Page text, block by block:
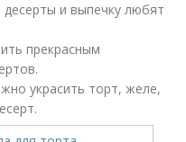
и выпечку любят
прекрасным
украсить торт, желе,